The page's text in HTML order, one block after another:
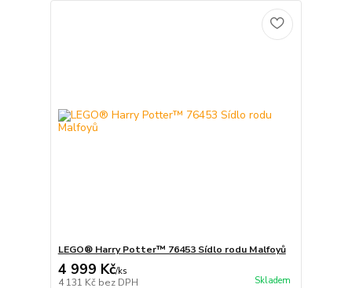
LEGO® Harry Potter™ 76453 Sídlo rodu Malfoyů
4 999 Kč/ks
4 131 Kč bez DPH Skladem